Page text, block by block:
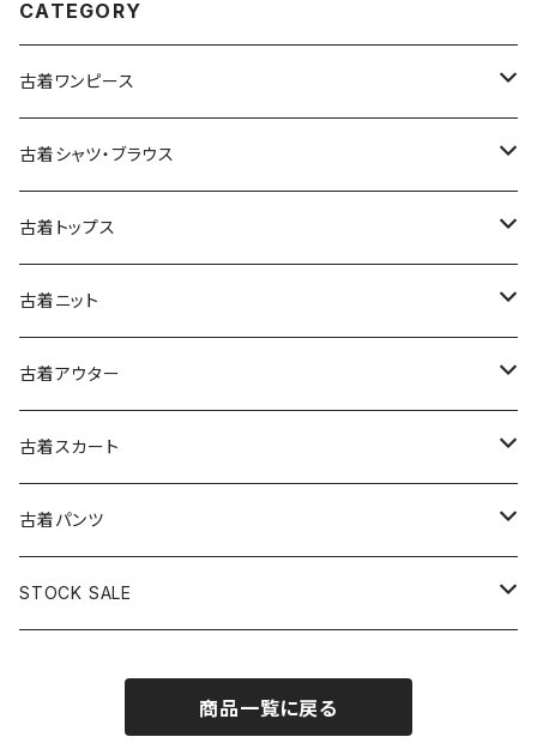
CATEGORY
古着ワンピース
古着長袖ワンピース
古着半袖ワンピース
古着ノースリーブワンピース
古着キャミソールワンピース
古着ベアトップワンピース
古着オールインワン
古着オーバーオール
古着シャツ・ブラウス
古着長袖シャツ・ブラウス
古着半袖シャツ・ブラウス
古着ノースリーブシャツ・ブラウス
古着トップス
古着スウェット&パーカー
古着スウェット
古着パーカー
古着プルオーバー
古着長袖プルオーバー
古着半袖プルオーバー
古着Ｔシャツ
古着長袖Ｔシャツ
古着半袖Ｔシャツ
古着ベスト
古着キャミソール
古着ポロシャツ
古着ニット
古着セーター
古着カーディガン
古着半袖ニット
古着ニットアウター
古着アウター
古着ライトジャケット
古着ライトコート
古着ヘビージャケット
古着スカート
古着ロング丈スカート (丈76cm-)
古着膝丈スカート (丈56-75cm)
古着ミニ丈スカート (丈56-75cm)
古着パンツ
古着ロング丈パンツ
STOCK SALE
Autumn / Winter
商品一覧に戻る